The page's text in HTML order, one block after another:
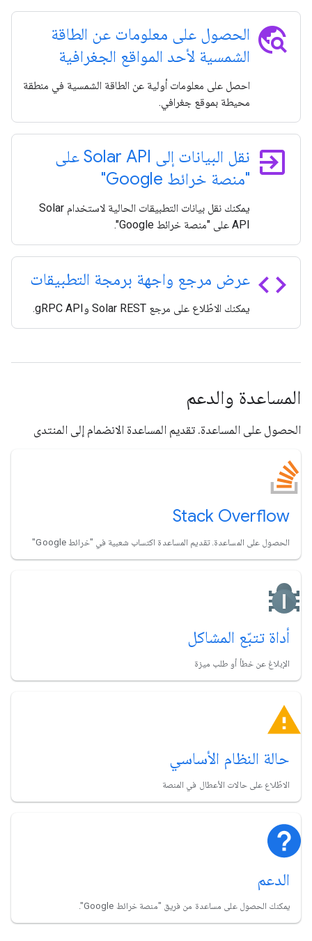
travel_explore الحصول على معلومات عن الطاقة
الشمسية لأحد المواقع الجغرافية
احصل على معلومات أولية عن الطاقة الشمسية في منطقة
محيطة بموقع جغرافي.
exit_to_app
نقل البيانات إلى Solar API على
"منصة خرائط Google"
يمكنك نقل بيانات التطبيقات الحالية لاستخدام Solar
API على "منصة خرائط Google".
code عرض مرجع واجهة برمجة التطبيقات
يمكنك الاطّلاع على مرجع Solar REST وgRPC API.
المساعدة والدعم
الحصول على المساعدة. تقديم المساعدة الانضمام إلى المنتدى
Stack Overflow
الحصول على المساعدة. تقديم المساعدة اكتساب شعبية في "خرائط Google"
أداة تتبّع المشاكل
الإبلاغ عن خطأ أو طلب ميزة
حالة النظام الأساسي
الاطّلاع على حالات الأعطال في المنصة
الدعم
يمكنك الحصول على مساعدة من فريق "منصة خرائط Google".